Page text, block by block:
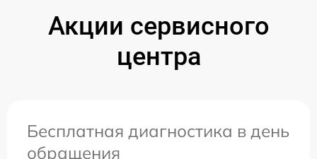
Акции сервисного
центра
Бесплатная диагностика в день
обращения